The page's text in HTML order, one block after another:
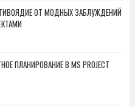
ОТ МОДНЫХ ЗАБЛУЖДЕНИЙ
ПЛАНИРОВАНИЕ В MS PROJECT